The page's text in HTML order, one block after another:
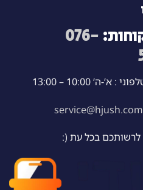
076-
ה’ 10:00 – 13:00
service@hjush.com
בכל עת (: